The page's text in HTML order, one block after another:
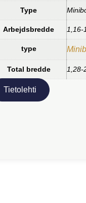
Type
Arbejdsbredde 1,16-
type
Total bredde 1,28-
Tietolehti